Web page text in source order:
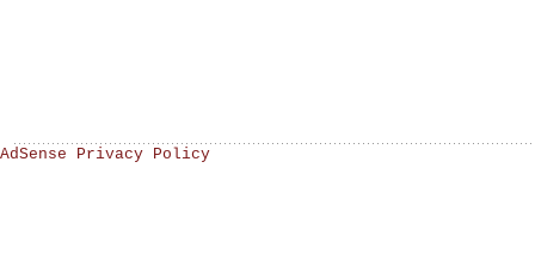
AdSense Privacy Policy